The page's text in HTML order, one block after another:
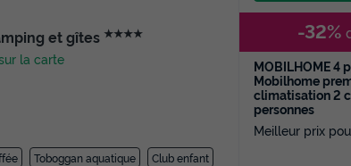
et gîtes ★★★★
la carte
Toboggan aquatique
Club enfant
MOBILHOME 4
Mobilhome
climatisation 2
personnes
Meilleur prix
-32%